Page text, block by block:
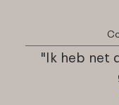
"Ik heb net